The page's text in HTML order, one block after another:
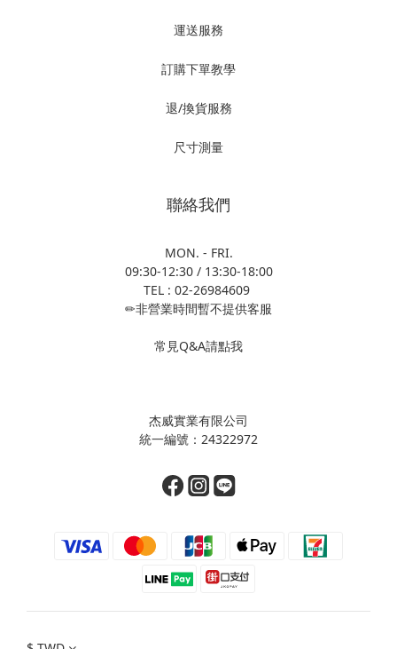
運送服務
訂購下單教學
退/換貨服務
尺寸測量
聯絡我們
MON. - FRI.
09:30-12:30 / 13:30-18:00
TEL : 02-26984609
✏非營業時間暫不提供客服
常見Q&A請點我
杰威實業有限公司
統一編號：24322972